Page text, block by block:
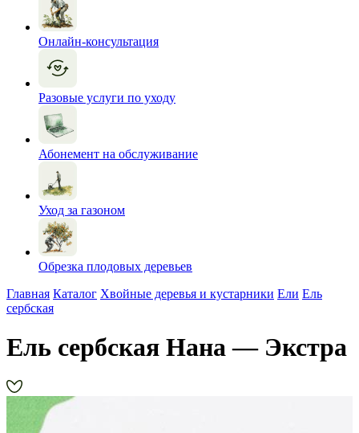
Онлайн-консультация
Разовые услуги по уходу
Абонемент на обслуживание
Уход за газоном
Обрезка плодовых деревьев
Главная Каталог Хвойные деревья и кустарники Ели Ель
сербская
Ель сербская Нана — Экстра